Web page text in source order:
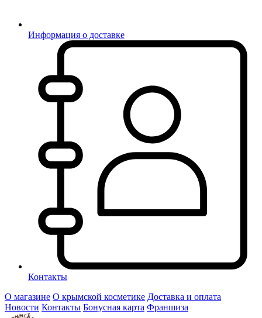
Информация о доставке
Контакты
О магазине О крымской косметике Доставка и оплата
Новости Контакты Бонусная карта Франшиза